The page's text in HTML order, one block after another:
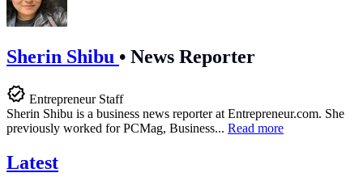
Sherin Shibu • News Reporter
Entrepreneur Staff
Sherin Shibu is a business news reporter at Entrepreneur.com. She
previously worked for PCMag, Business... Read more
Latest